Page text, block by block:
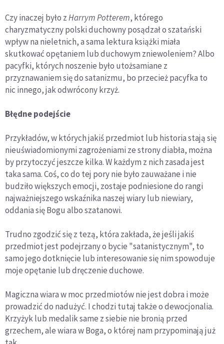
Czy inaczej było zHarrym Potterem, którego
charyzmatyczny polski duchowny posądzał o szatański
wpływ na nieletnich, a sama lektura książki miała
skutkować opętaniem lub duchowym zniewoleniem? Albo
pacyfki, których noszenie było utożsamiane z
przyznawaniem się do satanizmu, bo przecież pacyfka to
nic innego, jak odwrócony krzyż.
Błędne podejście
Przykładów, w których jakiś przedmiot lub historia stają się
nieuświadomionymi zagrożeniami ze strony diabła, można
by przytoczyć jeszcze kilka. W każdym z nich zasada jest
taka sama. Coś, co do tej pory nie było zauważane i nie
budziło większych emocji, zostaje podniesione do rangi
najważniejszego wskaźnika naszej wiary lub niewiary,
oddania się Bogu albo szatanowi.
Trudno zgodzić się z tezą, która zakłada, że jeśli jakiś
przedmiot jest podejrzany o bycie "satanistycznym", to
samo jego dotknięcie lub interesowanie się nim spowoduje
moje opętanie lub dręczenie duchowe.
Magiczna wiara w moc przedmiotów nie jest dobra i może
prowadzić do nadużyć. I chodzi tutaj także o dewocjonalia.
Krzyżyk lub medalik same z siebie nie bronią przed
grzechem, ale wiara w Boga, o której nam przypominają już